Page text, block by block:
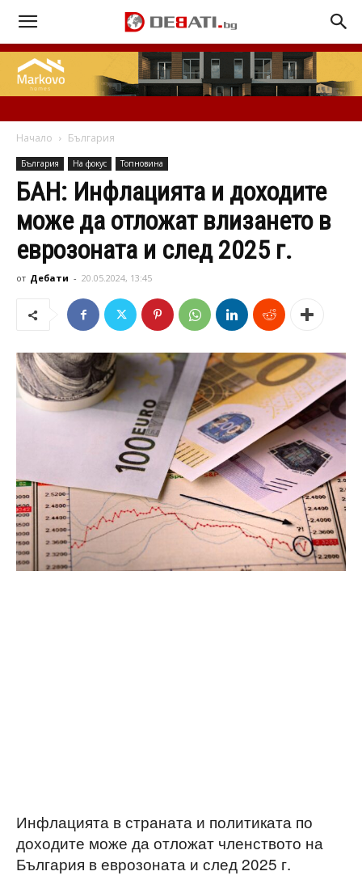
Начало България
България На фокус Топновина
БАН: Инфлацията и доходите
може да отложат влизането в
еврозоната и след 2025 г.
от Дебати - 20.05.2024, 13:45
Инфлацията в страната и политиката по
доходите може да отложат членството на
България в еврозоната и след 2025 г.